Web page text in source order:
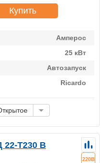
Купить
Амперос
25 кВт
Автозапуск
Ricardo
Т230 B
220В